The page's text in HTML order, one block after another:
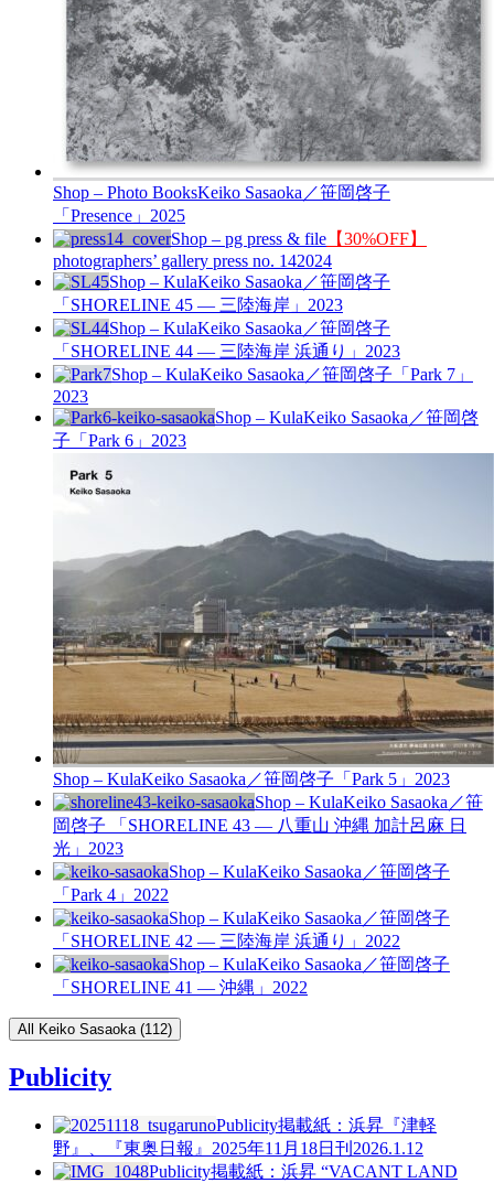
Shop – Photo BooksKeiko Sasaoka／笹岡啓子
「Presence」 2025
Shop – pg press & file 【30%OFF】
photographers’ gallery press no. 142024
Shop – KulaKeiko Sasaoka／笹岡啓子
「SHORELINE 45 — 三陸海岸」 2023
Shop – KulaKeiko Sasaoka／笹岡啓子
「SHORELINE 44 — 三陸海岸 浜通り」 2023
Shop – KulaKeiko Sasaoka／笹岡啓子「Park 7」
2023
Shop – KulaKeiko Sasaoka／笹岡啓
子「Park 6」 2023
Shop – KulaKeiko Sasaoka／笹岡啓子「Park 5」 2023
Shop – KulaKeiko Sasaoka／笹
岡啓子 「SHORELINE 43 — 八重山 沖縄 加計呂麻 日
光」 2023
Shop – KulaKeiko Sasaoka／笹岡啓子
「Park 4」 2022
Shop – KulaKeiko Sasaoka／笹岡啓子
「SHORELINE 42 — 三陸海岸 浜通り」 2022
Shop – KulaKeiko Sasaoka／笹岡啓子
「SHORELINE 41 — 沖縄」 2022
All Keiko Sasaoka (112)
Publicity
Publicity掲載紙：浜昇『津軽
野』、『東奥日報』2025年11月18日刊 2026.1.12
Publicity掲載紙：浜昇 “VACANT LAND